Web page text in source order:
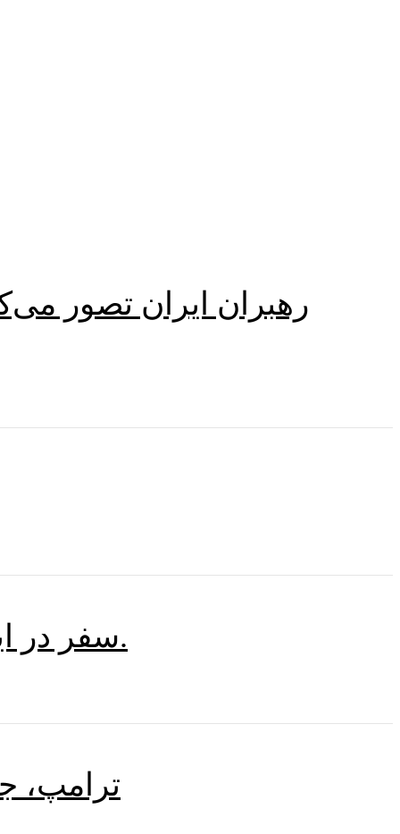
رهبران ایران تصور
سفر در ایران، روایت واحدی از جنگ آمریکا و اسرائیل را آشکار نمی‌کند.
ترامپ،